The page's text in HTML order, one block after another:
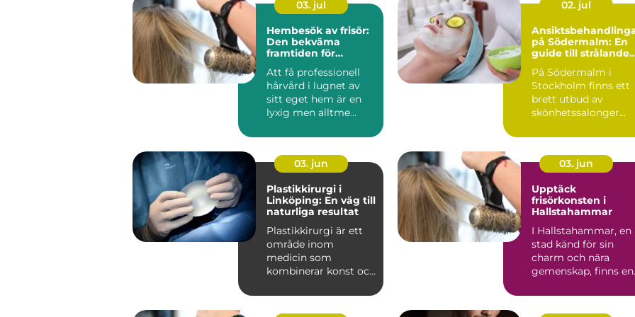
03. jul
Hembesök av frisör:
Den bekväma
framtiden för
Att få professionell
hårvård i lugnet av
sitt eget hem är en
lyxig men alltme...
02. jul
på Södermalm: En
guide till strålande
På Södermalm i
Stockholm finns ett
brett utbud av
skönhetssalonger
03. jun
Plastikkirurgi i
Linköping: En väg till
naturliga resultat
Plastikkirurgi är ett
område inom
medicin som
kombinerar konst och
03. jun
Upptäck
frisörkonsten i
Hallstahammar
I Hallstahammar, en
stad känd för sin
charm och nära
gemenskap, finns en